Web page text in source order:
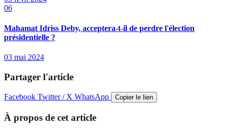
06
Mahamat Idriss Deby, acceptera-t-il de perdre l'élection
présidentielle ?
03 mai 2024
Partager l'article
Facebook Twitter / X WhatsApp Copier le lien
À propos de cet article